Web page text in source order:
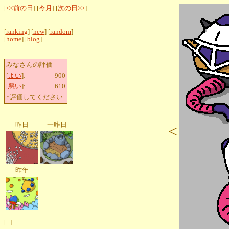
[<<前の日 ] [今月 ] [次の日>>]
[ranking] [new] [random]
[home] [blog]
みなさんの評価
[よい]:
900
[悪い]:
610
↑評価してください
昨日 一昨日
昨年
[+]
<